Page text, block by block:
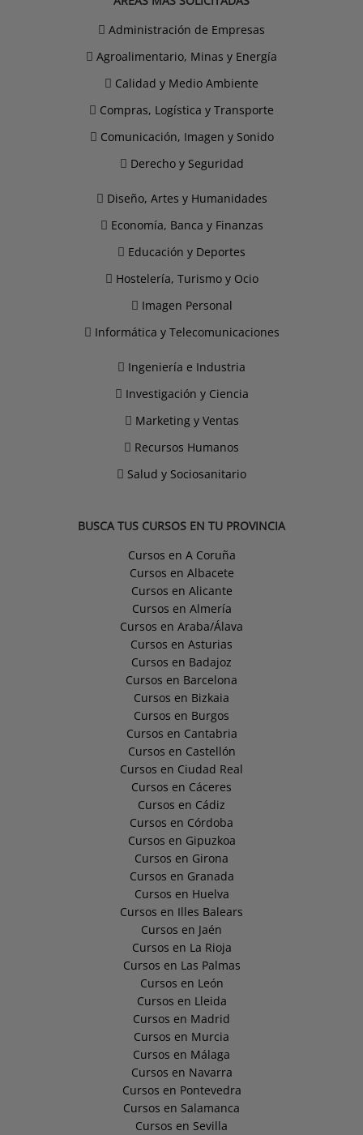
Administración de Empresas
Agroalimentario, Minas y Energía
Calidad y Medio Ambiente
Compras, Logística y Transporte
Comunicación, Imagen y Sonido
Derecho y Seguridad
Diseño, Artes y Humanidades
Economía, Banca y Finanzas
Educación y Deportes
Hostelería, Turismo y Ocio
Imagen Personal
Informática y Telecomunicaciones
Ingeniería e Industria
Investigación y Ciencia
Marketing y Ventas
Recursos Humanos
Salud y Sociosanitario
BUSCA TUS CURSOS EN TU PROVINCIA
Cursos en A Coruña
Cursos en Albacete
Cursos en Alicante
Cursos en Almería
Cursos en Araba/Álava
Cursos en Asturias
Cursos en Badajoz
Cursos en Barcelona
Cursos en Bizkaia
Cursos en Burgos
Cursos en Cantabria
Cursos en Castellón
Cursos en Ciudad Real
Cursos en Cáceres
Cursos en Cádiz
Cursos en Córdoba
Cursos en Gipuzkoa
Cursos en Girona
Cursos en Granada
Cursos en Huelva
Cursos en Illes Balears
Cursos en Jaén
Cursos en La Rioja
Cursos en Las Palmas
Cursos en León
Cursos en Lleida
Cursos en Madrid
Cursos en Murcia
Cursos en Málaga
Cursos en Navarra
Cursos en Pontevedra
Cursos en Salamanca
Cursos en Sevilla